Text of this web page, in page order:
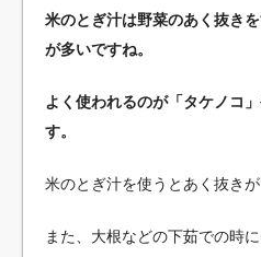
米のとぎ汁は野菜のあく抜き
が多いですね。
よく使われるのが「タケノコ
す。
米のとぎ汁を使うとあく抜きが
また、大根などの下茹での時